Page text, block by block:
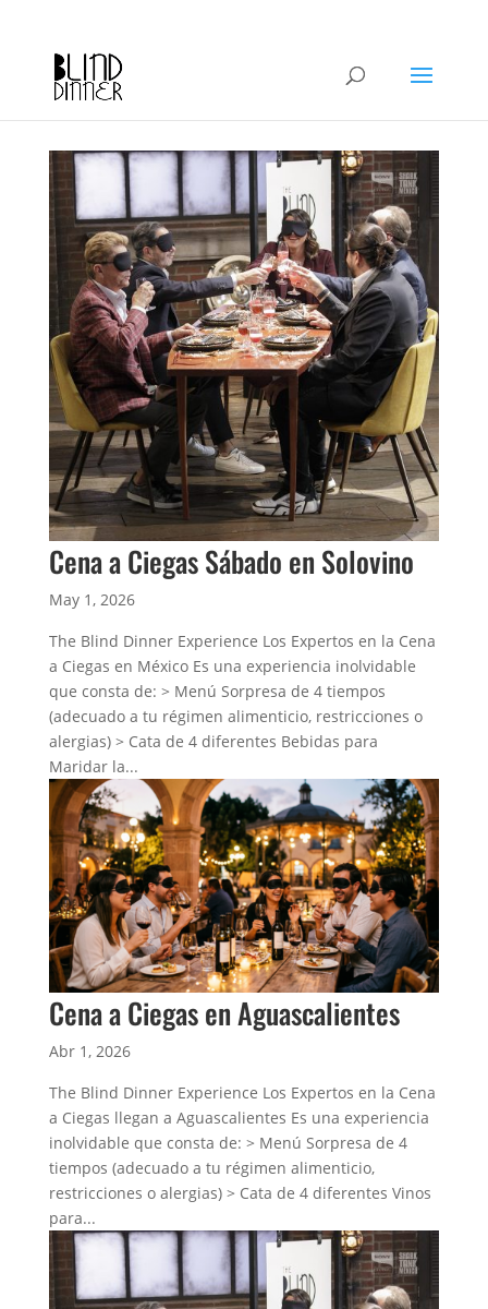
Cena a Ciegas Sábado en Solovino
May 1, 2026
The Blind Dinner Experience Los Expertos en la Cena
a Ciegas en México Es una experiencia inolvidable
que consta de: > Menú Sorpresa de 4 tiempos
(adecuado a tu régimen alimenticio, restricciones o
alergias) > Cata de 4 diferentes Bebidas para
Maridar la...
Cena a Ciegas en Aguascalientes
Abr 1, 2026
The Blind Dinner Experience Los Expertos en la Cena
a Ciegas llegan a Aguascalientes Es una experiencia
inolvidable que consta de: > Menú Sorpresa de 4
tiempos (adecuado a tu régimen alimenticio,
restricciones o alergias) > Cata de 4 diferentes Vinos
para...